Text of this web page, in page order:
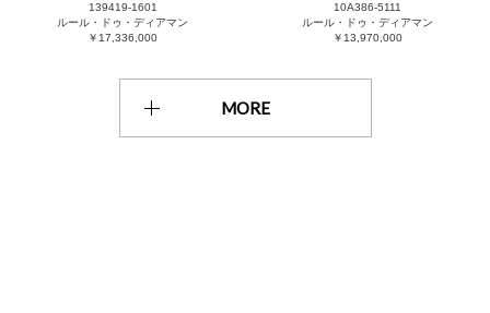
139419-1601
ルール・ドゥ・ディアマン
￥17,336,000
10A386-5111
ルール・ドゥ・ディアマン
￥13,970,000
MORE